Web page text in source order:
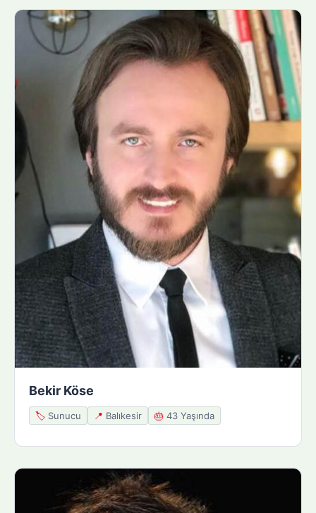
Bekir Köse
🏷️ Sunucu 📍 Balıkesir 🎂 43 Yaşında